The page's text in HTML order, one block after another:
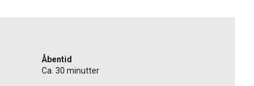
Åbentid
Ca. 30 minutter